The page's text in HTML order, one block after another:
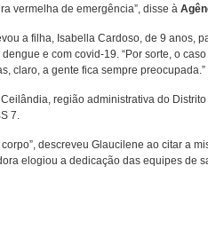
vermelha de emergência”, disse à
a filha, Isabella Cardoso, de 9 anos,
e com covid-19. “Por sorte, o
claro, a gente fica sempre preocupada.”
região administrativa do
7.
descreveu Glaucilene ao citar a
elogiou a dedicação das equipes de